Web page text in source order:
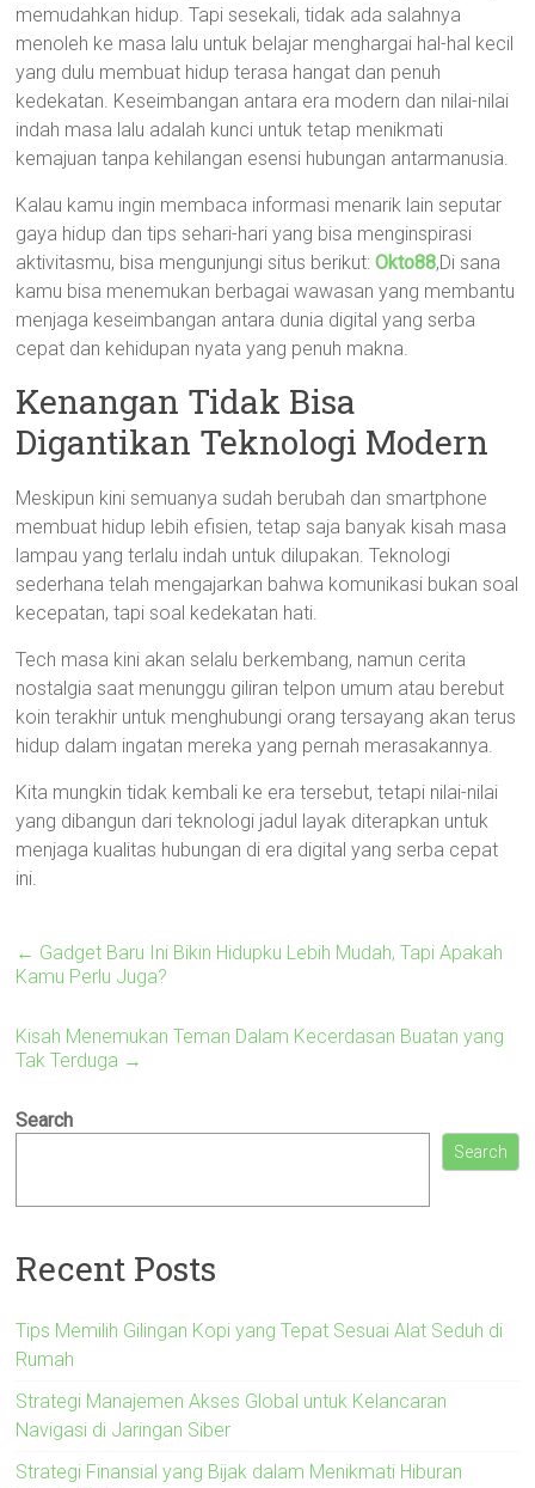
memudahkan hidup. Tapi sesekali, tidak ada salahnya
menoleh ke masa lalu untuk belajar menghargai hal-hal kecil
yang dulu membuat hidup terasa hangat dan penuh
kedekatan. Keseimbangan antara era modern dan nilai-nilai
indah masa lalu adalah kunci untuk tetap menikmati
kemajuan tanpa kehilangan esensi hubungan antarmanusia.
Kalau kamu ingin membaca informasi menarik lain seputar
gaya hidup dan tips sehari-hari yang bisa menginspirasi
aktivitasmu, bisa mengunjungi situs berikut:Okto88,Di sana
kamu bisa menemukan berbagai wawasan yang membantu
menjaga keseimbangan antara dunia digital yang serba
cepat dan kehidupan nyata yang penuh makna.
Kenangan Tidak Bisa
Digantikan Teknologi Modern
Meskipun kini semuanya sudah berubah dan smartphone
membuat hidup lebih efisien, tetap saja banyak kisah masa
lampau yang terlalu indah untuk dilupakan. Teknologi
sederhana telah mengajarkan bahwa komunikasi bukan soal
kecepatan, tapi soal kedekatan hati.
Tech masa kini akan selalu berkembang, namun cerita
nostalgia saat menunggu giliran telpon umum atau berebut
koin terakhir untuk menghubungi orang tersayang akan terus
hidup dalam ingatan mereka yang pernah merasakannya.
Kita mungkin tidak kembali ke era tersebut, tetapi nilai-nilai
yang dibangun dari teknologi jadul layak diterapkan untuk
menjaga kualitas hubungan di era digital yang serba cepat
ini.
← Gadget Baru Ini Bikin Hidupku Lebih Mudah, Tapi Apakah
Kamu Perlu Juga?
Kisah Menemukan Teman Dalam Kecerdasan Buatan yang
Tak Terduga →
Search
Search
Recent Posts
Tips Memilih Gilingan Kopi yang Tepat Sesuai Alat Seduh di
Rumah
Strategi Manajemen Akses Global untuk Kelancaran
Navigasi di Jaringan Siber
Strategi Finansial yang Bijak dalam Menikmati Hiburan